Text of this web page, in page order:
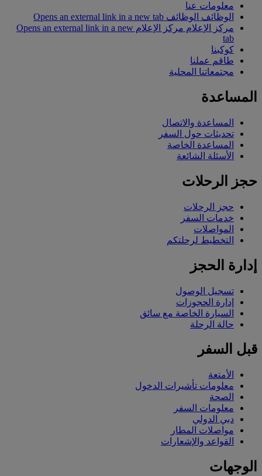
معلومات عنا
الوظائف الوظائف Opens an external link in a new tab
مركز الإعلام
مركز الإعلام Opens an external link in a new
tab
كوكبنا
طاقم عملنا
مجتمعاتنا المحلية
المساعدة
المساعدة والاتصال
تحديثات حول السفر
المساعدة الخاصة
الأسئلة الشائعة
حجز الرحلات
حجز الرحلات
خدمات السفر
المواصلات
التخطيط لرحلتكم
إدارة الحجز
تسجيل الوصول
إدارة الحجوزات
السيارة الخاصة مع سائق
حالة الرحلة
قبل السفر
الأمتعة
معلومات تأشيرات الدخول
الصحة
معلومات السفر
دبي الدولي
مواصلات المطار
القواعد والإشعارات
الوجهات